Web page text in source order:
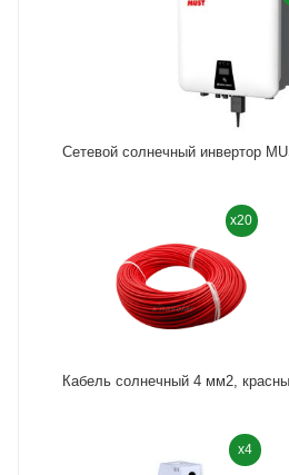
Сетевой солнечный инвертор
x20
Кабель солнечный 4 мм2,
x4